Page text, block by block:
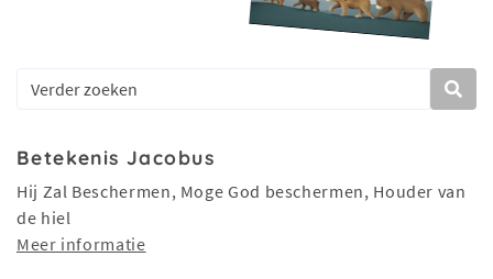
Betekenis Jacobus
Hij Zal Beschermen, Moge God beschermen, Houder van
de hiel
Meer informatie